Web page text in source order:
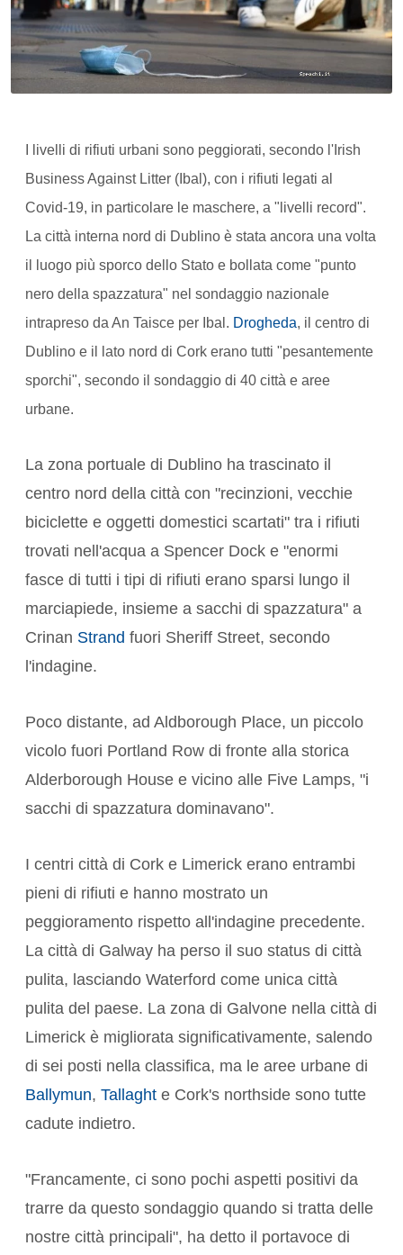
I livelli di rifiuti urbani sono peggiorati, secondo l'Irish
Business Against Litter (Ibal), con i rifiuti legati al
Covid-19, in particolare le maschere, a "livelli record".
La città interna nord di Dublino è stata ancora una volta
il luogo più sporco dello Stato e bollata come "punto
nero della spazzatura" nel sondaggio nazionale
intrapreso da An Taisce per Ibal. Drogheda, il centro di
Dublino e il lato nord di Cork erano tutti "pesantemente
sporchi", secondo il sondaggio di 40 città e aree
urbane.
La zona portuale di Dublino ha trascinato il
centro nord della città con "recinzioni, vecchie
biciclette e oggetti domestici scartati" tra i rifiuti
trovati nell'acqua a Spencer Dock e "enormi
fasce di tutti i tipi di rifiuti erano sparsi lungo il
marciapiede, insieme a sacchi di spazzatura" a
Crinan Strand fuori Sheriff Street, secondo
l'indagine.
Poco distante, ad Aldborough Place, un piccolo
vicolo fuori Portland Row di fronte alla storica
Alderborough House e vicino alle Five Lamps, "i
sacchi di spazzatura dominavano".
I centri città di Cork e Limerick erano entrambi
pieni di rifiuti e hanno mostrato un
peggioramento rispetto all'indagine precedente.
La città di Galway ha perso il suo status di città
pulita, lasciando Waterford come unica città
pulita del paese. La zona di Galvone nella città di
Limerick è migliorata significativamente, salendo
di sei posti nella classifica, ma le aree urbane di
Ballymun, Tallaght e Cork's northside sono tutte
cadute indietro.
"Francamente, ci sono pochi aspetti positivi da
trarre da questo sondaggio quando si tratta delle
nostre città principali", ha detto il portavoce di